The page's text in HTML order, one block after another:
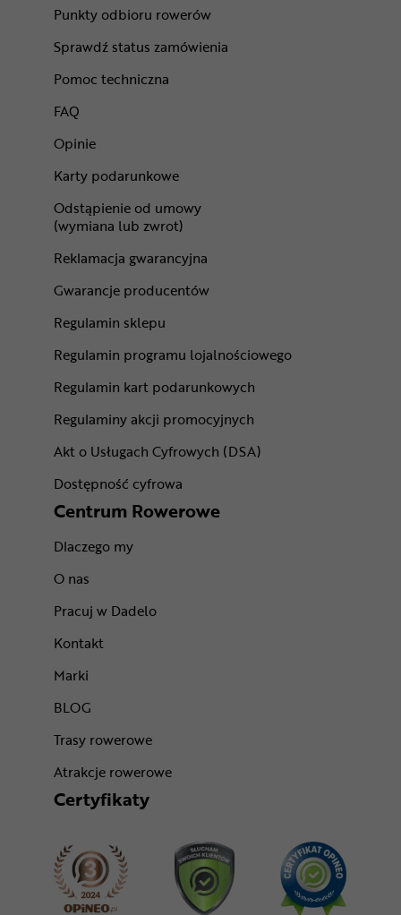
Punkty odbioru rowerów
Sprawdź status zamówienia
Pomoc techniczna
FAQ
Opinie
Karty podarunkowe
Odstąpienie od umowy
(wymiana lub zwrot)
Reklamacja gwarancyjna
Gwarancje producentów
Regulamin sklepu
Regulamin programu lojalnościowego
Regulamin kart podarunkowych
Regulaminy akcji promocyjnych
Akt o Usługach Cyfrowych (DSA)
Dostępność cyfrowa
Centrum Rowerowe
Dlaczego my
O nas
Pracuj w Dadelo
Kontakt
Marki
BLOG
Trasy rowerowe
Atrakcje rowerowe
Certyfikaty